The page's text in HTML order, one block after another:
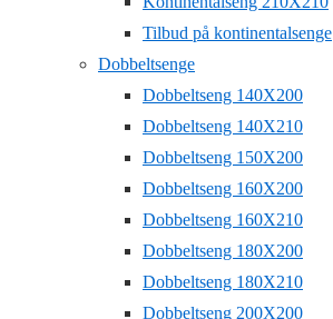
Tilbud på kontinentalsenge
Dobbeltsenge
Dobbeltseng 140X200
Dobbeltseng 140X210
Dobbeltseng 150X200
Dobbeltseng 160X200
Dobbeltseng 160X210
Dobbeltseng 180X200
Dobbeltseng 180X210
Dobbeltseng 200X200